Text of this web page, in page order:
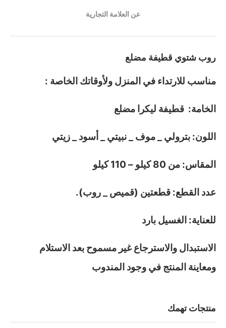
عن العلامة التجارية
روب شتوي قطيفة مضلع
مناسب للارتداء في المنزل ولأوقاتك الخاصة :
الخامة: قطيفة ليكرا مضلع
اللون: بترولي _ موف _ نبيتي _ أسود _ زيتي
المقاس: من 80 كيلو – 110 كيلو
عدد القطع: قطعتين (قميص _ روب).
للعناية: الغسيل بارد
الاستبدال والاسترجاع غير مسموح بعد الاستلام
ومعاينة المنتج في وجود المندوب
منتجات تهمك